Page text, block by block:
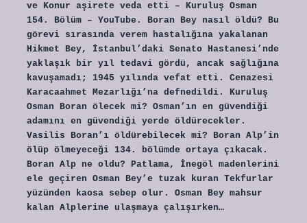
ve Konur aşirete veda etti – Kuruluş Osman
154. Bölüm – YouTube. Boran Bey nasıl öldü? Bu
görevi sırasında verem hastalığına yakalanan
Hikmet Bey, İstanbul’daki Senato Hastanesi’nde
yaklaşık bir yıl tedavi gördü, ancak sağlığına
kavuşamadı; 1945 yılında vefat etti. Cenazesi
Karacaahmet Mezarlığı’na defnedildi. Kuruluş
Osman Boran ölecek mi? Osman’ın en güvendiği
adamını en güvendiği yerde öldürecekler.
Vasilis Boran’ı öldürebilecek mi? Boran Alp’in
ölüp ölmeyeceği 134. bölümde ortaya çıkacak.
Boran Alp ne oldu? Patlama, İnegöl madenlerini
ele geçiren Osman Bey’e tuzak kuran Tekfurlar
yüzünden kaosa sebep olur. Osman Bey mahsur
kalan Alplerine ulaşmaya çalışırken…